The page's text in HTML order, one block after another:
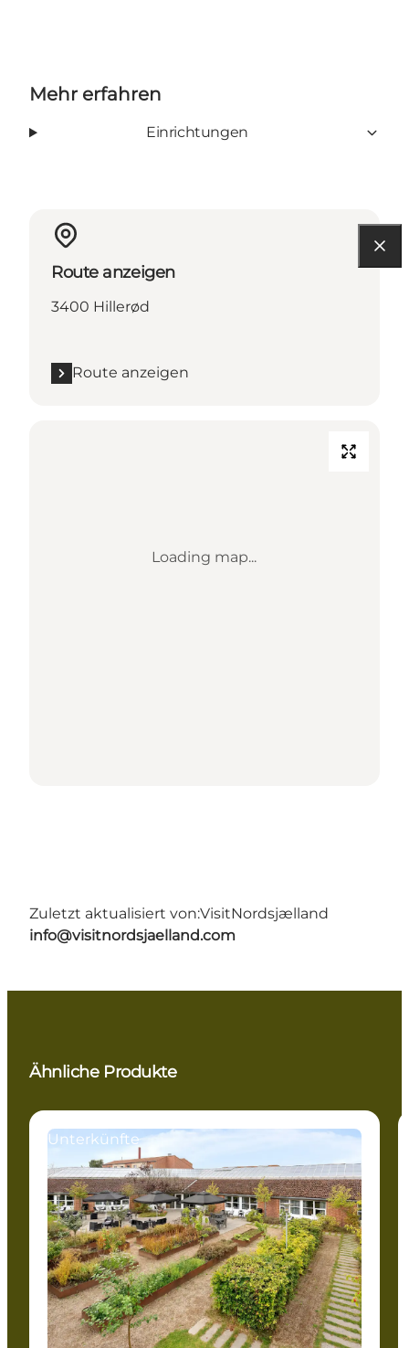
Mehr erfahren
Einrichtungen
Route anzeigen
3400 Hillerød
Route anzeigen
Loading map...
Zuletzt aktualisiert von:VisitNordsjælland
info@visitnordsjaelland.com
Ähnliche Produkte
Unterkünfte